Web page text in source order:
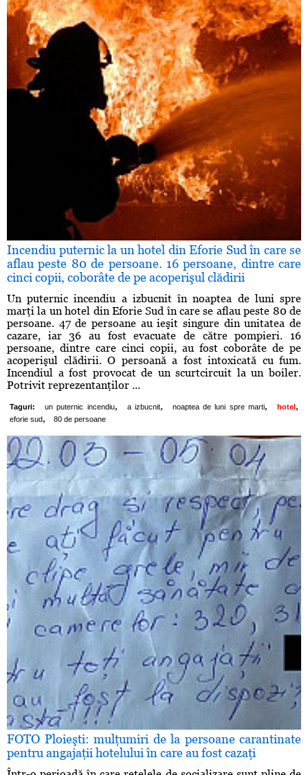
Incendiu puternic la un hotel din Eforie Sud în care se
aflau peste 80 de persoane. 16 persoane, dintre care
cinci copii, coborâte de pe acoperişul clădirii
Un puternic incendiu a izbucnit în noaptea de luni spre
marţi la un hotel din Eforie Sud în care se aflau peste 80 de
persoane. 47 de persoane au ieşit singure din unitatea de
cazare, iar 36 au fost evacuate de către pompieri. 16
persoane, dintre care cinci copii, au fost coborâte de pe
acoperişul clădirii. O persoană a fost intoxicată cu fum.
Incendiul a fost provocat de un scurtcircuit la un boiler.
Potrivit reprezentanţilor ...
Taguri: un puternic incendiu, a izbucnit, noaptea de luni spre marti, hotel ,
eforie sud, 80 de persoane
FOTO Ploieşti: mulţumiri de la persoane carantinate
pentru angajaţii hotelului în care au fost cazaţi